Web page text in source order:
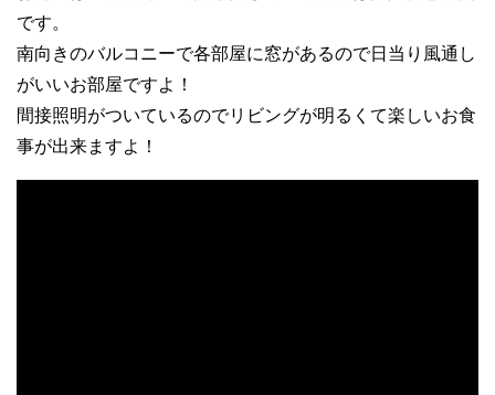
です。
南向きのバルコニーで各部屋に窓があるので日当り風通し
がいいお部屋ですよ！
間接照明がついているのでリビングが明るくて楽しいお食
事が出来ますよ！